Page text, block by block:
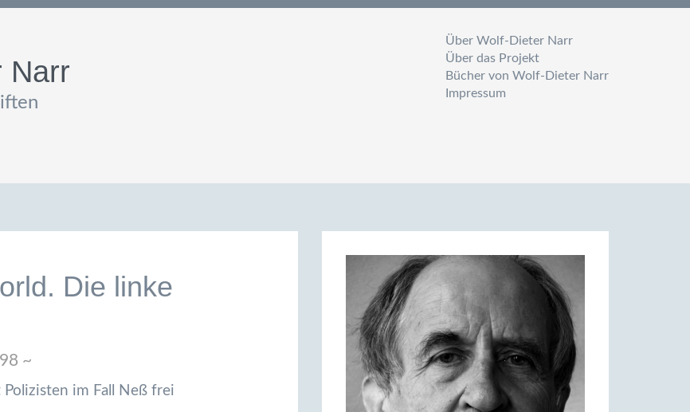
Narr
Über Wolf-Dieter Narr
Über das Projekt
Bücher von Wolf-Dieter Narr
Impressum
Die linke
~
im Fall Neß frei